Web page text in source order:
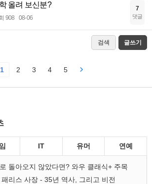
올려 보신분?
908 08-06
7
댓글
검색 글쓰기
1 2 3 4 5
IT 유머 연예
돌아오지 않았다면? 와우 클래식+ 주목
리스 사장 - 35년 역사, 그리고 비전